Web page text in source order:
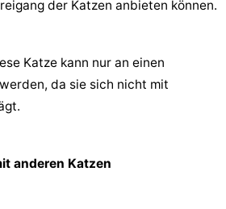
der Katzen anbieten können.
Katze kann nur an einen
da sie sich nicht mit
anderen Katzen